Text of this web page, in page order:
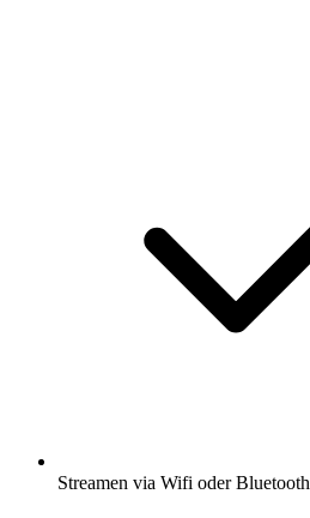
Streamen via Wifi oder Bluetooth